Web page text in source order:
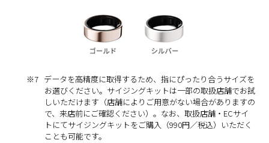
※7 データを高精度に取得するため、指にぴったり合うサイズを
お選びください。サイジングキットは一部の取扱店舗でお試
しいただけます（店舗によりご用意がない場合がありますの
で、来店前にご確認ください）。なお、取扱店舗・ECサイ
トにてサイジングキットをご購入（990円／税込）いただく
ことも可能です。